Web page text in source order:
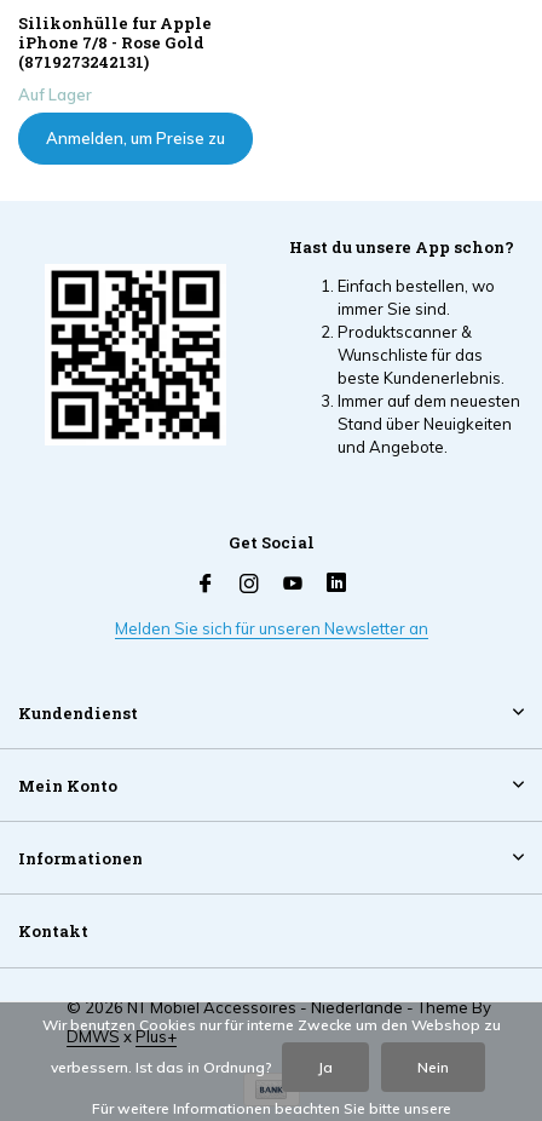
Silikonhülle fur Apple
iPhone 7/8 - Rose Gold
(8719273242131)
Auf Lager
Anmelden, um Preise zu
Hast du unsere App schon?
Einfach bestellen, wo
immer Sie sind.
Produktscanner &
Wunschliste für das
beste Kundenerlebnis.
Immer auf dem neuesten
Stand über Neuigkeiten
und Angebote.
Get Social
Melden Sie sich für unseren Newsletter an
Kundendienst
Mein Konto
Informationen
Kontakt
© 2026 NT Mobiel Accessoires - Niederlande - Theme By
DMWSxPlus+
Wir benutzen Cookies nur für interne Zwecke um den Webshop zu
verbessern. Ist das in Ordnung? Ja Nein
Für weitere Informationen beachten Sie bitte unsere